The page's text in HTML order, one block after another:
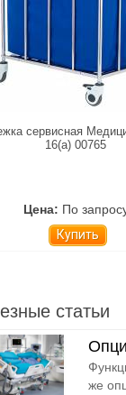
сервисная
16(a) 00765
Цена: По
Купить
статьи
же